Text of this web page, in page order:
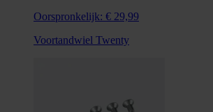
Oorspronkelijk: € 29,99
Voortandwiel Twenty